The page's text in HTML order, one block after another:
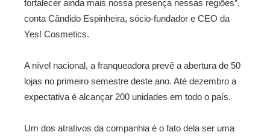
fortalecer ainda mais nossa presença nessas regiões”,
conta Cândido Espinheira, sócio-fundador e CEO da
Yes! Cosmetics.
A nível nacional, a franqueadora prevê a abertura de 50
lojas no primeiro semestre deste ano. Até dezembro a
expectativa é alcançar 200 unidades em todo o país.
Um dos atrativos da companhia é o fato dela ser uma